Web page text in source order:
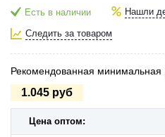
Есть в наличии Нашли
Следить за товаром
Рекомендованная минимальная
1.045 руб
Цена оптом: